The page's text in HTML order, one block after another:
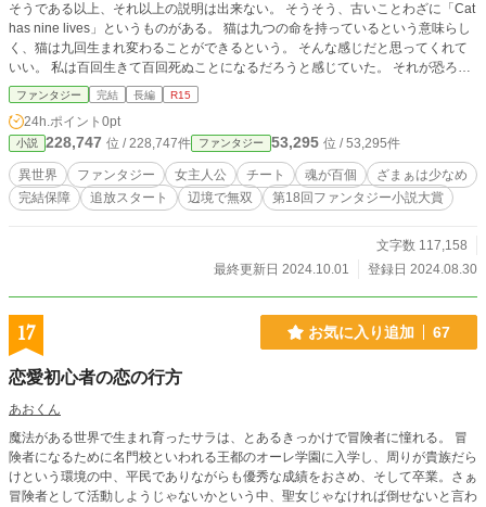
そうである以上、それ以上の説明は出来ない。 そうそう、古いことわざに「Cat
has nine lives」というものがある。 猫は九つの命を持っているという意味らし
く、猫は九回生まれ変わることができるという。 そんな感じだと思ってくれて
いい。 私は百回生きて百回死ぬことになるだろうと感じていた。 それが恐ろし
いことだと感じたのは、五歳で馬車に轢かれた時だ。 身体がバラバラのグチャ
グチャになった感覚があったのに、気が付けば元に戻っていた。 その事故を目
撃した兄は「良かった」と涙を流して喜んだが、私は自分が不死のバケモノだと
知り戦慄した。 13話 身の上話 より
ファンタジー 完結 長編 R15
24h.ポイント 0pt
小説 228,747 位 / 228,747件 ファンタジー 53,295 位 / 53,295件
異世界 ファンタジー 女主人公 チート 魂が百個
ざまぁは少なめ
完結保障
追放スタート 辺境で無双 第18回ファンタジー小説大賞
文字数 117,158
最終更新日 2024.10.01
登録日 2024.08.30
17 お気に入り追加 67
恋愛初心者の恋の行方
あおくん
魔法がある世界で生まれ育ったサラは、とあるきっかけで冒険者に憧れる。 冒
険者になるために名門校といわれる王都のオーレ学園に入学し、周りが貴族だら
けという環境の中、平民でありながらも優秀な成績をおさめ、そして卒業。さぁ
冒険者として活動しようじゃないかという中、聖女じゃなければ倒せないと言わ